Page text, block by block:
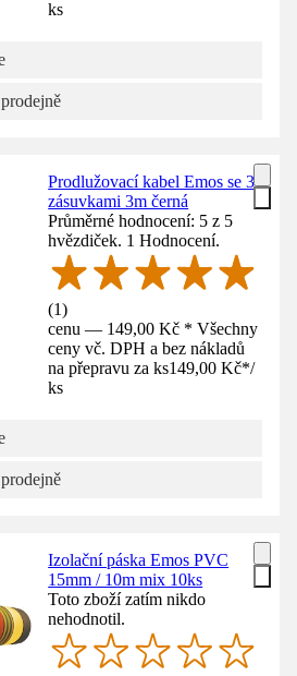
ks
Prodlužovací kabel Emos se 3
zásuvkami 3m černá
Průměrné hodnocení: 5 z 5
hvězdiček. 1 Hodnocení.
(1)
cenu — 149,00 Kč * Všechny
ceny vč. DPH a bez nákladů
na přepravu za ks149,00 Kč*/
ks
Izolační páska Emos PVC
15mm / 10m mix 10ks
Toto zboží zatím nikdo
nehodnotil.